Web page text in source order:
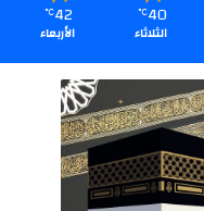
40
℃
الثلاثاء
42
℃
الأربعاء